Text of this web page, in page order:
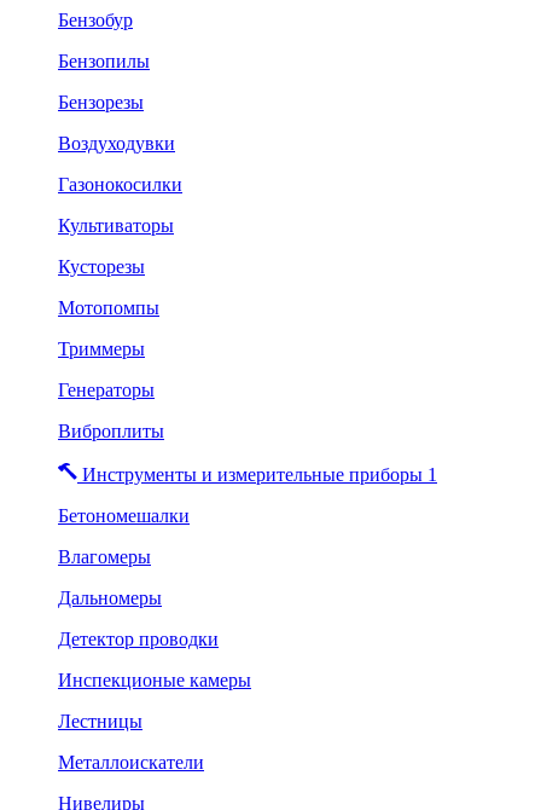
Бензобур
Бензопилы
Бензорезы
Воздуходувки
Газонокосилки
Культиваторы
Кусторезы
Мотопомпы
Триммеры
Генераторы
Виброплиты
Инструменты и измерительные приборы 1
Бетономешалки
Влагомеры
Дальномеры
Детектор проводки
Инспекционые камеры
Лестницы
Металлоискатели
Нивелиры